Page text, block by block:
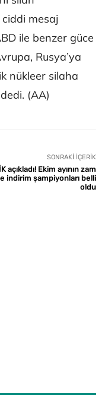
mesaj
ile benzer güce
Rusya’ya
nükleer silaha
(AA)
SONRAKI İÇERIK
açıkladı! Ekim ayının zam
indirim şampiyonları belli
oldu